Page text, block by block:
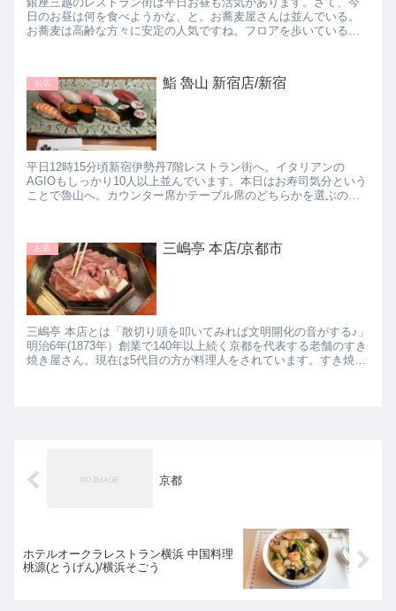
日のお昼は何を食べようかな、と。お蕎麦屋さんは並んでいる。
お蕎麦は高齢な方々に安定の人気ですね。フロアを歩いていると
お店 鮨 魯山 新宿店/新宿
平日12時15分頃新宿伊勢丹7階レストラン街へ。イタリアンの
AGIOもしっかり10人以上並んでいます。本日はお寿司気分という
ことで魯山へ。カウンター席かテーブル席のどちらかを選ぶので
お店 三嶋亭 本店/京都市
三嶋亭 本店とは「散切り頭を叩いてみれば文明開化の音がする♪」
明治6年(1873年）創業で140年以上続く京都を代表する老舗のすき
焼き屋さん。現在は5代目の方が料理人をされています。すき焼き
京都
ホテルオークラレストラン横浜 中国料理
桃源(とうげん)/横浜そごう